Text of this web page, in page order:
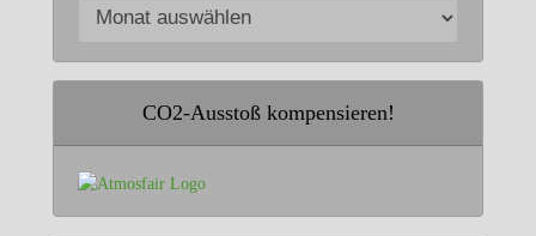
CO2-Ausstoß kompensieren!